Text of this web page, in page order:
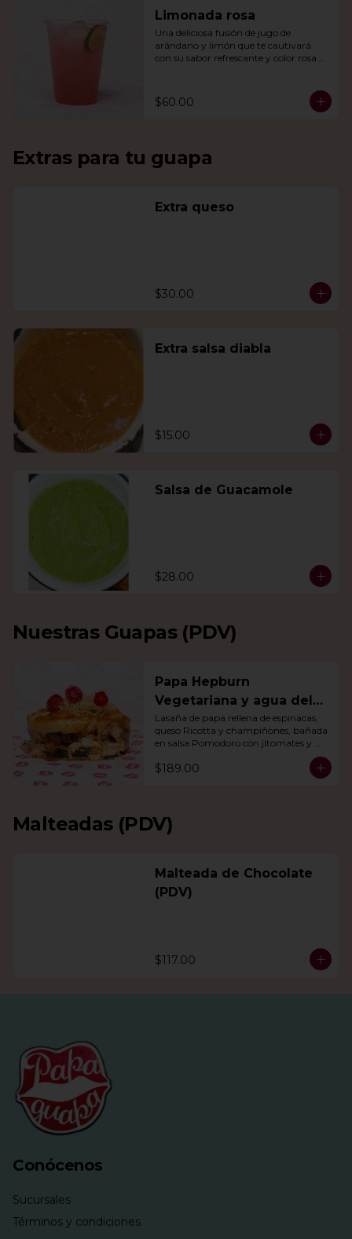
Limonada rosa
Una deliciosa fusión de jugo de
arándano y limón que te cautivará
con su sabor refrescante y color rosa
$60.00
Extras para tu guapa
Extra queso
$30.00
Extra salsa diabla
$15.00
Salsa de Guacamole
$28.00
Nuestras Guapas (PDV)
Papa Hepburn
Vegetariana y agua del
día
Lasaña de papa rellena de espinacas,
queso Ricotta y champiñones, bañada
en salsa Pomodoro con jitomates y
queso gratinado. Incluye una agua del
día.
$189.00
Malteadas (PDV)
Malteada de Chocolate
(PDV)
$117.00
Conócenos
Sucursales
Términos y condiciones